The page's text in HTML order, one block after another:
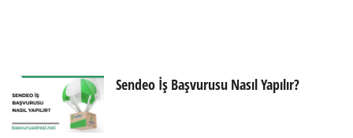
Sendeo İş Başvurusu Nasıl Yapılır?